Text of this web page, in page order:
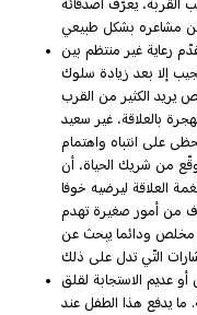
القربة، يعرّف أصدقائه
رعاية غير منتظم بين
إلا بعد زيادة سلوك
يريد الكثير من القرب
بالعلاقة، غير سعيد
على انتباه واهتمام
من شريك الحياة، أن
العلاقة ليرضيه خوفا
من أمور صغيرة تهدم
مخلص ودائما يبحث عن
عديم الاستجابة لقلق
ما يدفع هذا الطفل عند